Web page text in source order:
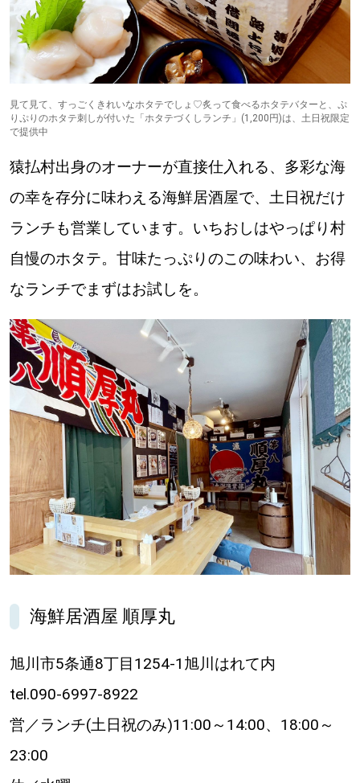
見て見て、すっごくきれいなホタテでしょ♡炙って食べるホタテバターと、ぷ
りぷりのホタテ刺しが付いた「ホタテづくしランチ」(1,200円)は、土日祝限定
で提供中
猿払村出身のオーナーが直接仕入れる、多彩な海
の幸を存分に味わえる海鮮居酒屋で、土日祝だけ
ランチも営業しています。いちおしはやっぱり村
自慢のホタテ。甘味たっぷりのこの味わい、お得
なランチでまずはお試しを。
海鮮居酒屋 順厚丸
旭川市5条通8丁目1254-1旭川はれて内
tel.090-6997-8922
営／ランチ(土日祝のみ)11:00～14:00、18:00～
23:00